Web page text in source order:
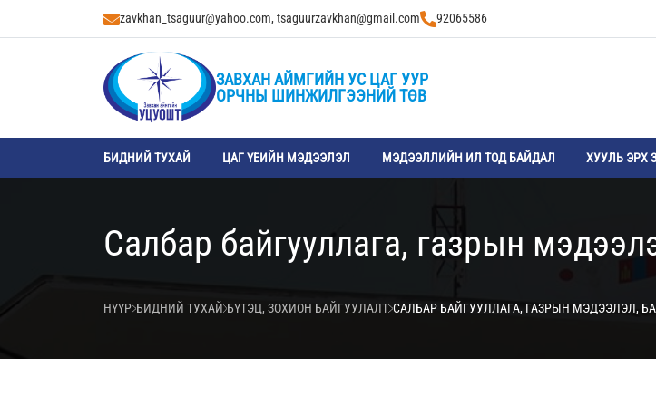
zavkhan_tsaguur@yahoo.com, tsaguurzavkhan@gmail.com 92065586
ЗАВХАН АЙМГИЙН УС ЦАГ УУР
ОРЧНЫ ШИНЖИЛГЭЭНИЙ ТӨВ
БИДНИЙ ТУХАЙ ЦАГ ҮЕИЙН МЭДЭЭЛЭЛ МЭДЭЭЛЛИЙН ИЛ ТОД БАЙДАЛ ХУУЛЬ ЭРХ
Салбар байгууллага, газрын
НҮҮР БИДНИЙ ТУХАЙ БҮТЭЦ, ЗОХИОН БАЙГУУЛАЛТ САЛБАР БАЙГУУЛЛАГА, ГАЗРЫН МЭДЭЭЛЭЛ,